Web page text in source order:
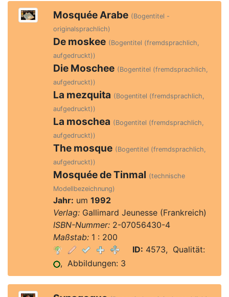
Mosquée Arabe (Bogentitel -
originalsprachlich)
De moskee (Bogentitel (fremdsprachlich,
aufgedruckt))
Die Moschee (Bogentitel (fremdsprachlich,
aufgedruckt))
La mezquita (Bogentitel (fremdsprachlich,
aufgedruckt))
La moschea (Bogentitel (fremdsprachlich,
aufgedruckt))
The mosque (Bogentitel (fremdsprachlich,
aufgedruckt))
Mosquée de Tinmal (technische
Modellbezeichnung)
Jahr: um 1992
Verlag:Gallimard Jeunesse (Frankreich)
ISBN-Nummer:2-07056430-4
Maßstab:1 : 200
ID: 4573, Qualität:
, Abbildungen: 3